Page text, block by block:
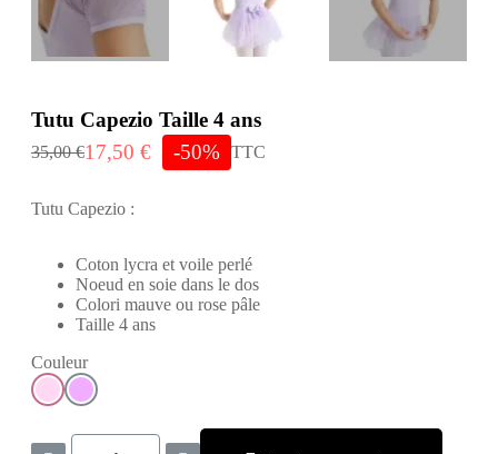
Tutu Capezio Taille 4 ans
35,00 €17,50 € -50% TTC
Tutu Capezio :
Coton lycra et voile perlé
Noeud en soie dans le dos
Colori mauve ou rose pâle
Taille 4 ans
Couleur